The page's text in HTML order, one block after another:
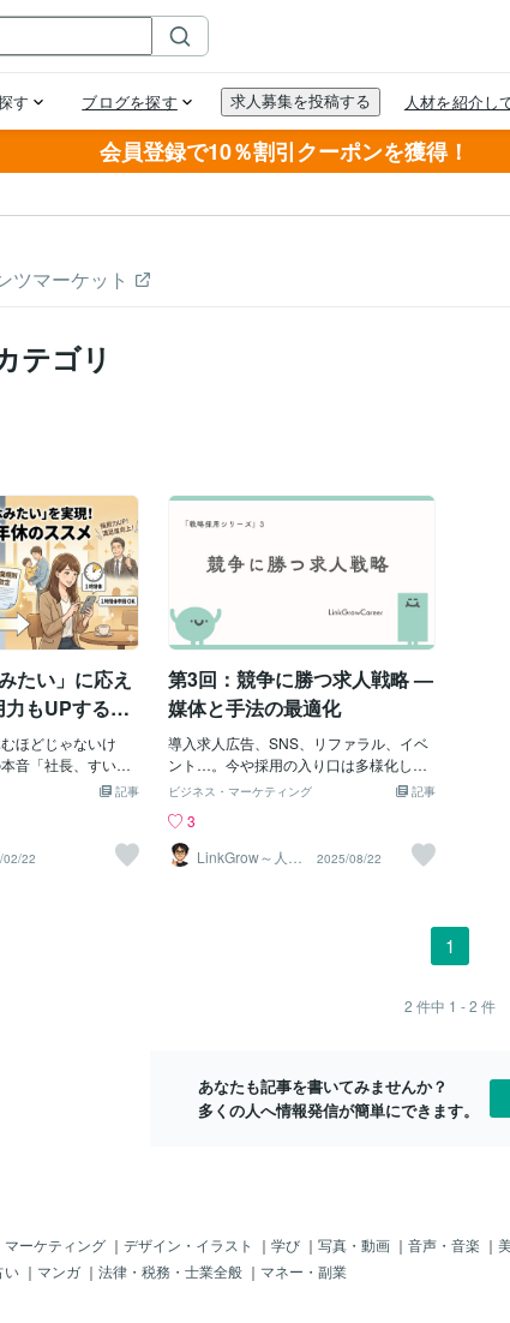
会員登録で10％割引クーポンを獲得！
ツマーケット
テゴリ
たい」に応え
もUPする
の驚くべき
法
ほどじゃないけ
音「社長、すいま
午前休いただけま
ないのか。あの会
」こんなやり取
んか？従業員にと
「半日単位」まで
般的でした。これ
1時間単位」で有給
にするのがこの制
年間5日分＝例えば
記事
02/22
第3回：競争に勝つ求人戦略 —
媒体と手法の最適化
導入求人広告、SNS、リファラル、イベ
ント…。今や採用の入り口は多様化し、
情報は溢れています。ですが「とりあえ
勝つことはできません。効果的な求人戦
略とは、「自社のターゲット人材に最も
届くチャネルを選び、組み合わせる」こ
以下の4タイプに分類できます。求人広告
広く露出できるが競合も多いダイレクト
度）定着率が高く、カルチャーフィット
しやすいイベント・コミュニティ型（合
ければ選考工数が増え非効率少数応募で
も、採用決定率が高ければコストは抑え
られるおすすめは、過去データからチャ
記事
ビジネス・マーケティング
3
LinkGrow～人材
戦略コンサルタ
2025/08/22
1
2 件中 1 - 2 件
あなたも記事を書いてみませんか？
多くの人へ情報発信が簡単にできます。
マーケティング ｜ デザイン・イラスト ｜ 学び ｜ 写真・動画 ｜ 音声・音楽 ｜
い ｜ マンガ ｜ 法律・税務・士業全般 ｜ マネー・副業